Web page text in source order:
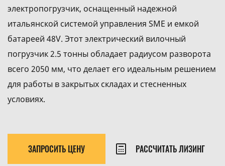
электропогрузчик, оснащенный надежной
итальянской системой управления SME и емкой
батареей 48V. Этот электрический вилочный
погрузчик 2.5 тонны обладает радиусом разворота
всего 2050 мм, что делает его идеальным решением
для работы в закрытых складах и стесненных
условиях.
ЗАПРОСИТЬ ЦЕНУ РАССЧИТАТЬ ЛИЗИНГ